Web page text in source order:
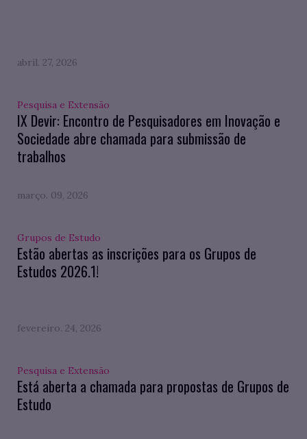
abril. 27, 2026
Pesquisa e Extensão
IX Devir: Encontro de Pesquisadores em Inovação e
Sociedade abre chamada para submissão de
trabalhos
março. 09, 2026
Grupos de Estudo
Estão abertas as inscrições para os Grupos de
Estudos 2026.1!
fevereiro. 24, 2026
Pesquisa e Extensão
Está aberta a chamada para propostas de Grupos de
Estudo